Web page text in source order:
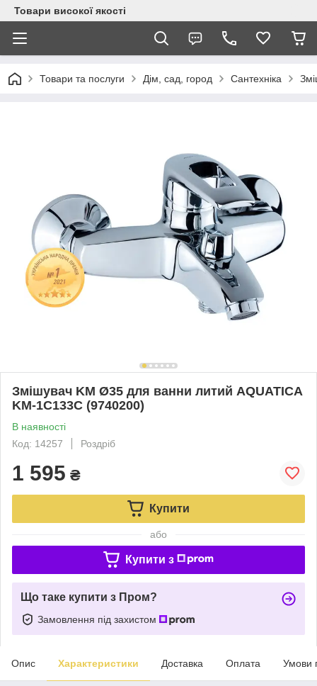
Товари високої якості
Товари та послуги Дім, сад, город Сантехніка
Змішувач KM Ø35 для ванни литий AQUATICA
KM-1C133C (9740200)
В наявності
Код: 14257
Роздріб
1 595 ₴
Купити
або
Купити з
Що таке купити з Пром?
Замовлення під захистом
Опис Характеристики Доставка Оплата Умови